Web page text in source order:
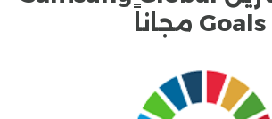
Goals مجاناً